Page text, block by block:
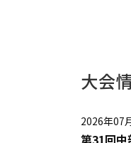
大会
2026年07
第31回